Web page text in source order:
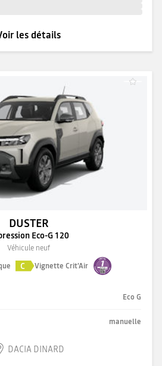
les détails
DUSTER
Eco-G 120
Véhicule neuf
C Vignette Crit'Air
Eco G
manuelle
DACIA DINARD